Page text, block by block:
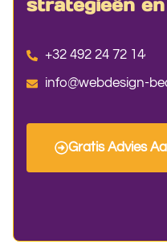
strategieën
+32 492 24 72 14
info@webdesign-
Gratis Advies